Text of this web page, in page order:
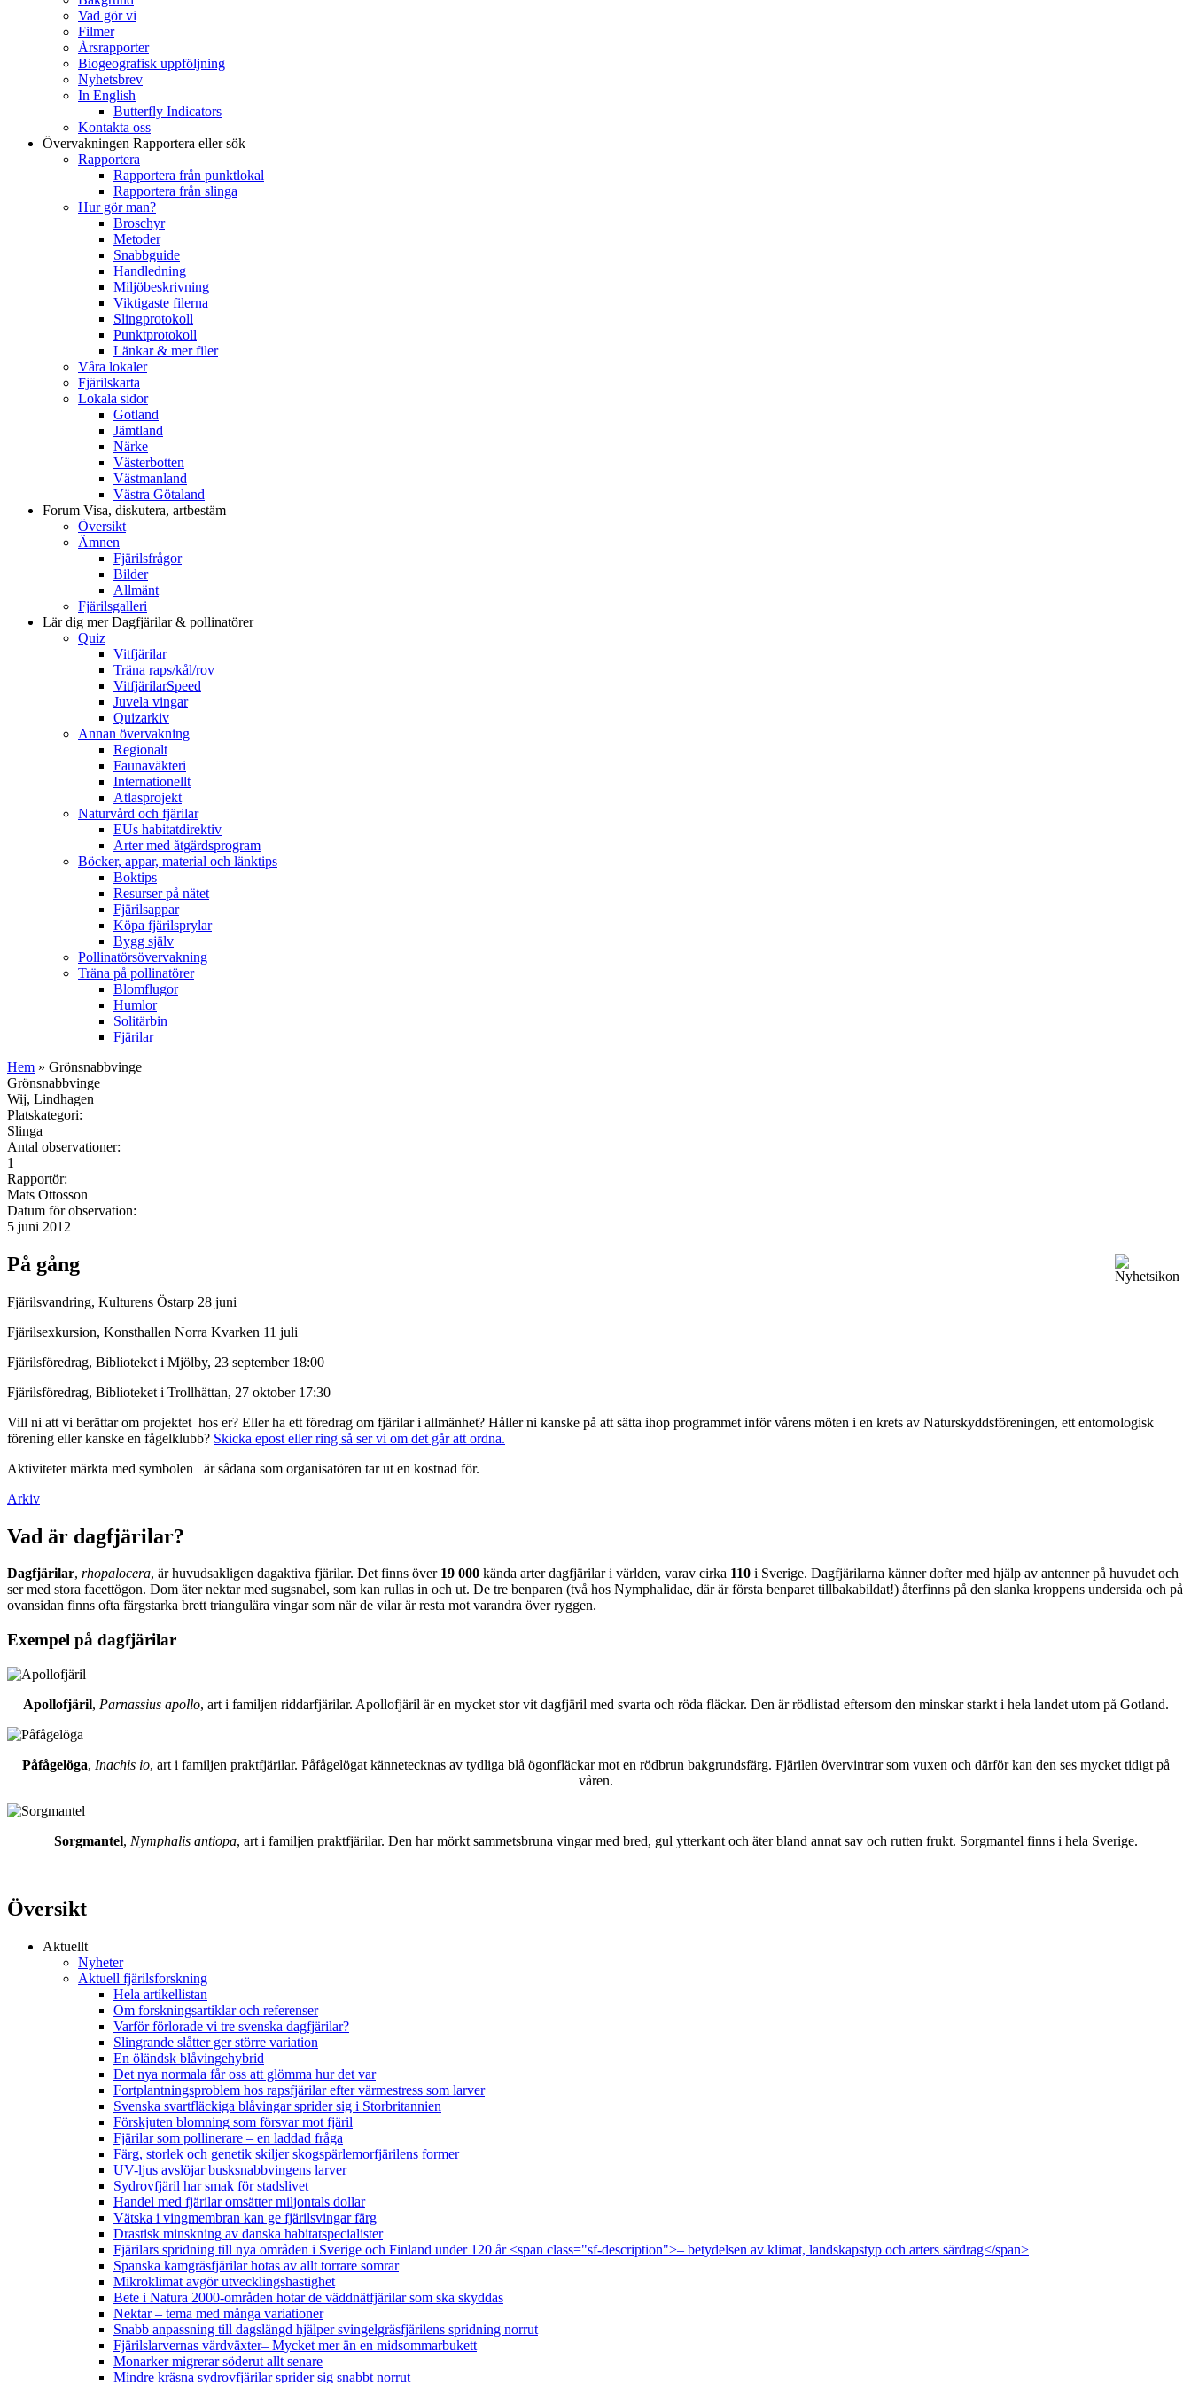
Vad gör vi
Filmer
Årsrapporter
Biogeografisk uppföljning
Nyhetsbrev
In English
Butterfly Indicators
Kontakta oss
Övervakningen Rapportera eller sök
Rapportera
Rapportera från punktlokal
Rapportera från slinga
Hur gör man?
Broschyr
Metoder
Snabbguide
Handledning
Miljöbeskrivning
Viktigaste filerna
Slingprotokoll
Punktprotokoll
Länkar & mer filer
Våra lokaler
Fjärilskarta
Lokala sidor
Gotland
Jämtland
Närke
Västerbotten
Västmanland
Västra Götaland
Forum Visa, diskutera, artbestäm
Översikt
Ämnen
Fjärilsfrågor
Bilder
Allmänt
Fjärilsgalleri
Lär dig merDagfjärilar & pollinatörer
Quiz
Vitfjärilar
Träna raps/kål/rov
VitfjärilarSpeed
Juvela vingar
Quizarkiv
Annan övervakning
Regionalt
Faunaväkteri
Internationellt
Atlasprojekt
Naturvård och fjärilar
EUs habitatdirektiv
Arter med åtgärdsprogram
Böcker, appar, material och länktips
Boktips
Resurser på nätet
Fjärilsappar
Köpa fjärilsprylar
Bygg själv
Pollinatörsövervakning
Träna på pollinatörer
Blomflugor
Humlor
Solitärbin
Fjärilar
Hem » Grönsnabbvinge
Grönsnabbvinge
Wij, Lindhagen
Platskategori:
Slinga
Antal observationer:
1
Rapportör:
Mats Ottosson
Datum för observation:
5 juni 2012
På gång
Fjärilsvandring, Kulturens Östarp 28 juni
Fjärilsexkursion, Konsthallen Norra Kvarken 11 juli
Fjärilsföredrag, Biblioteket i Mjölby, 23 september 18:00
Fjärilsföredrag, Biblioteket i Trollhättan, 27 oktober 17:30
Vill ni att vi berättar om projektet hos er? Eller ha ett föredrag om fjärilar i allmänhet? Håller ni kanske på att sätta ihop programmet inför vårens möten i en krets av Naturskyddsföreningen, ett entomologisk
förening eller kanske en fågelklubb? Skicka epost eller ring så ser vi om det går att ordna.
Aktiviteter märkta med symbolen
är sådana som organisatören tar ut en kostnad för.
Arkiv
Vad är dagfjärilar?
Dagfjärilar, rhopalocera, är huvudsakligen dagaktiva fjärilar. Det finns över 19 000 kända arter dagfjärilar i världen, varav cirka 110 i Sverige. Dagfjärilarna känner dofter med hjälp av antenner på huvudet och
ser med stora facettögon. Dom äter nektar med sugsnabel, som kan rullas in och ut. De tre benparen (två hos Nymphalidae, där är första benparet tillbakabildat!) återfinns på den slanka kroppens undersida och på
ovansidan finns ofta färgstarka brett triangulära vingar som när de vilar är resta mot varandra över ryggen.
Exempel på dagfjärilar
Apollofjäril, Parnassius apollo, art i familjen riddarfjärilar. Apollofjäril är en mycket stor vit dagfjäril med svarta och röda fläckar. Den är rödlistad eftersom den minskar starkt i hela landet utom på Gotland.
Påfågelöga, Inachis io, art i familjen praktfjärilar. Påfågelögat kännetecknas av tydliga blå ögonfläckar mot en rödbrun bakgrundsfärg. Fjärilen övervintrar som vuxen och därför kan den ses mycket tidigt på
våren.
Sorgmantel, Nymphalis antiopa, art i familjen praktfjärilar. Den har mörkt sammetsbruna vingar med bred, gul ytterkant och äter bland annat sav och rutten frukt. Sorgmantel finns i hela Sverige.
Översikt
Aktuellt
Nyheter
Aktuell fjärilsforskning
Hela artikellistan
Om forskningsartiklar och referenser
Varför förlorade vi tre svenska dagfjärilar?
Slingrande slåtter ger större variation
En öländsk blåvingehybrid
Det nya normala får oss att glömma hur det var
Fortplantningsproblem hos rapsfjärilar efter värmestress som larver
Svenska svartfläckiga blåvingar sprider sig i Storbritannien
Förskjuten blomning som försvar mot fjäril
Fjärilar som pollinerare – en laddad fråga
Färg, storlek och genetik skiljer skogspärlemorfjärilens former
UV-ljus avslöjar busksnabbvingens larver
Sydrovfjäril har smak för stadslivet
Handel med fjärilar omsätter miljontals dollar
Vätska i vingmembran kan ge fjärilsvingar färg
Drastisk minskning av danska habitatspecialister
Fjärilars spridning till nya områden i Sverige och Finland under 120 år <span class="sf-description">– betydelsen av klimat, landskapstyp och arters särdrag</span>
Spanska kamgräsfjärilar hotas av allt torrare somrar
Mikroklimat avgör utvecklingshastighet
Bete i Natura 2000-områden hotar de väddnätfjärilar som ska skyddas
Nektar – tema med många variationer
Snabb anpassning till dagslängd hjälper svingelgräsfjärilens spridning norrut
Fjärilslarvernas värdväxter– Mycket mer än en midsommarbukett
Monarker migrerar söderut allt senare
Mindre kräsna sydrovfjärilar sprider sig snabbt norrut